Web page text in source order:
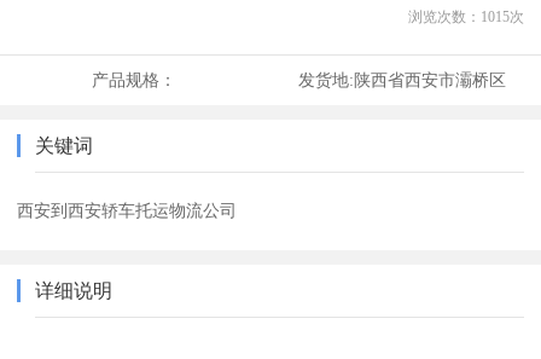
浏览次数： 1015次
产品规格： 发货地:陕西省西安市灞桥区
关键词
西安到西安轿车托运物流公司
详细说明